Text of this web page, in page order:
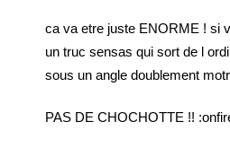
ca va etre juste ENORME ! si
un truc sensas qui sort de l
sous un angle doublement
PAS DE CHOCHOTTE !!